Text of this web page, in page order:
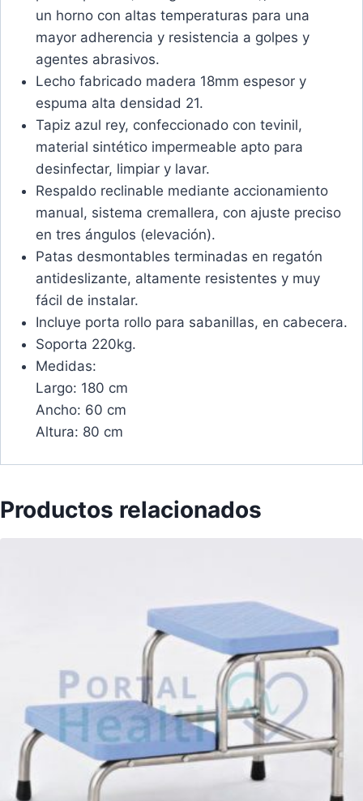
un horno con altas temperaturas para una
mayor adherencia y resistencia a golpes y
agentes abrasivos.
Lecho fabricado madera 18mm espesor y
espuma alta densidad 21.
Tapiz azul rey, confeccionado con tevinil,
material sintético impermeable apto para
desinfectar, limpiar y lavar.
Respaldo reclinable mediante accionamiento
manual, sistema cremallera, con ajuste preciso
en tres ángulos (elevación).
Patas desmontables terminadas en regatón
antideslizante, altamente resistentes y muy
fácil de instalar.
Incluye porta rollo para sabanillas, en cabecera.
Soporta 220kg.
Medidas:
Largo: 180 cm
Ancho: 60 cm
Altura: 80 cm
Productos relacionados